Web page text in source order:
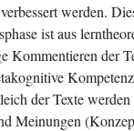
werden.
ist aus
Kommentieren der
der Texte werden
Meinungen